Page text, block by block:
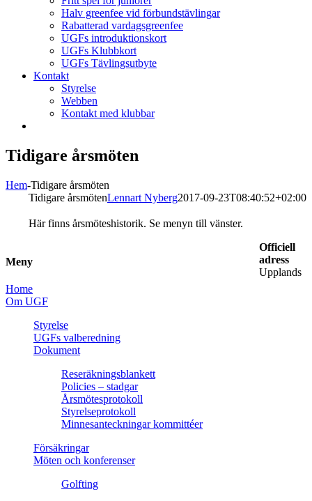
Halv greenfee vid förbundstävlingar
Rabatterad vardagsgreenfee
UGFs introduktionskort
UGFs Klubbkort
UGFs Tävlingsutbyte
Kontakt
Styrelse
Webben
Kontakt med klubbar
Tidigare årsmöten
Hem-Tidigare årsmöten
Tidigare årsmötenLennart Nyberg2017-09-23T08:40:52+02:00
Här finns årsmöteshistorik. Se menyn till vänster.
Meny
Home
Om UGF
Styrelse
UGFs valberedning
Dokument
Reseräkningsblankett
Policies – stadgar
Årsmötesprotokoll
Styrelseprotokoll
Minnesanteckningar kommittéer
Försäkringar
Möten och konferenser
Golfting
Officiell
adress
Upplands